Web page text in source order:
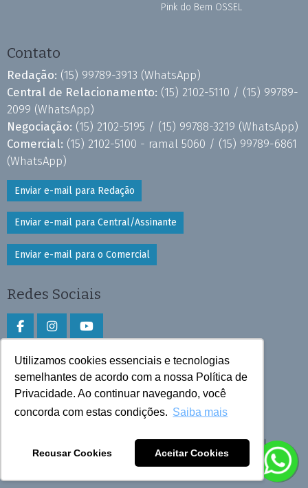
Utilizamos cookies essenciais e tecnologias
semelhantes de acordo com a nossa Política de
Privacidade. Ao continuar navegando, você
concorda com estas condições. Saiba mais
Recusar Cookies Aceitar Cookies
Pink do Bem OSSEL
Contato
Redação: (15) 99789-3913 (WhatsApp)
Central de Relacionamento: (15) 2102-5110 / (15) 99789-
2099 (WhatsApp)
Negociação: (15) 2102-5195 / (15) 99788-3219 (WhatsApp)
Comercial: (15) 2102-5100 - ramal 5060 / (15) 99789-6861
(WhatsApp)
Enviar e-mail para Redação
Enviar e-mail para Central/Assinante
Enviar e-mail para o Comercial
Redes Sociais
Faça download do aplicativo
Play Store e App Store
Todos os direitos reservados © 2026 Cruzeiro do Sul